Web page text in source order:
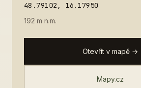
48.79102, 16.17950
192 m n.m.
Otevřít v mapě →
Mapy.cz